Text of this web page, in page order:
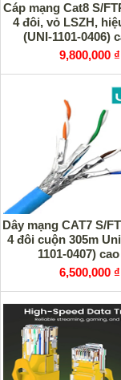
Cáp mạng Cat8 S/
4 đôi, vỏ LSZH,
(UNI-1101-0406)
9,800,000 ₫
Dây mạng CAT7 S/
4 đôi cuộn 305m
1101-0407)
6,500,000 ₫